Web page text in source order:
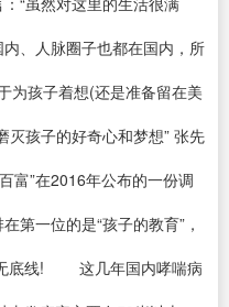
、人脉圈子也都在国内，所
孩子着想(还是准备留在美
灭孩子的好奇心和梦想” 张先
”在2016年公布的一份调
第一位的是“孩子的教育”，
底线! 这几年国内哮喘病